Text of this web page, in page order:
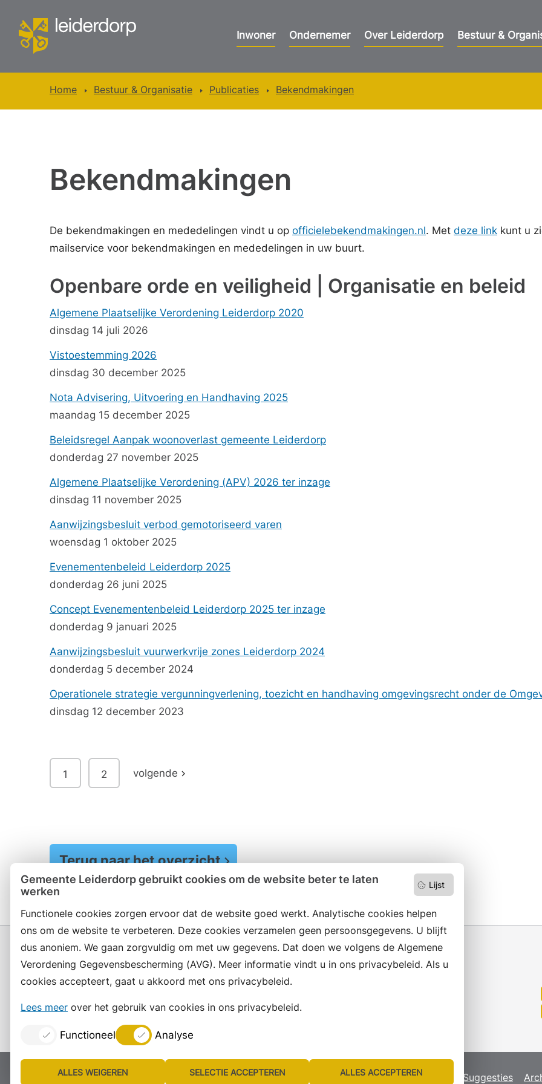
Lijst
Gemeente Leiderdorp gebruikt cookies om de website beter te laten
werken
Functionele cookies zorgen ervoor dat de website goed werkt. Analytische cookies helpen
ons om de website te verbeteren. Deze cookies verzamelen geen persoonsgegevens. U blijft
dus anoniem. We gaan zorgvuldig om met uw gegevens. Dat doen we volgens de Algemene
Verordening Gegevensbescherming (AVG). Meer informatie vindt u in ons privacybeleid. Als u
cookies accepteert, gaat u akkoord met ons privacybeleid.
Lees meer over het gebruik van cookies in ons privacybeleid.
Functioneel Analyse
ALLES WEIGEREN SELECTIE ACCEPTEREN ALLES ACCEPTEREN
Inwoner Ondernemer Over Leiderdorp Bestuur &
Home Bestuur & Organisatie Publicaties Bekendmakingen
Bekendmakingen
De bekendmakingen en mededelingen vindt u op officielebekendmakingen.nl. Met deze link kunt u
mailservice voor bekendmakingen en mededelingen in uw buurt.
Openbare orde en veiligheid | Organisatie en beleid
Algemene Plaatselijke Verordening Leiderdorp 2020
dinsdag 14 juli 2026
Vistoestemming 2026
dinsdag 30 december 2025
Nota Advisering, Uitvoering en Handhaving 2025
maandag 15 december 2025
Beleidsregel Aanpak woonoverlast gemeente Leiderdorp
donderdag 27 november 2025
Algemene Plaatselijke Verordening (APV) 2026 ter inzage
dinsdag 11 november 2025
Aanwijzingsbesluit verbod gemotoriseerd varen
woensdag 1 oktober 2025
Evenementenbeleid Leiderdorp 2025
donderdag 26 juni 2025
Concept Evenementenbeleid Leiderdorp 2025 ter inzage
donderdag 9 januari 2025
Aanwijzingsbesluit vuurwerkvrije zones Leiderdorp 2024
donderdag 5 december 2024
Operationele strategie vergunningverlening, toezicht en handhaving omgevingsrecht onder de
dinsdag 12 december 2023
1 2 volgende
Terug naar het overzicht
en volg ons ook op social media.
Proclaimer Colofon Toegankelijkheid Sitemap Privacyverklaring Servicenormen Suggesties